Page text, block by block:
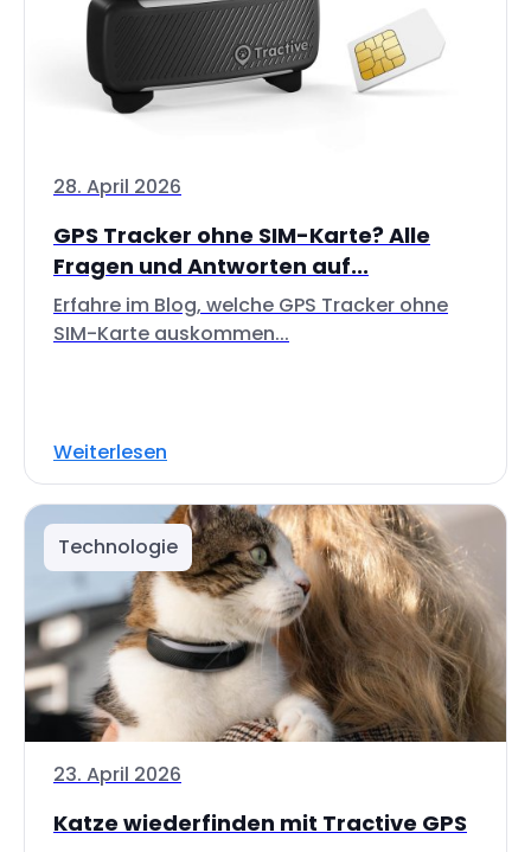
28. April 2026
GPS Tracker ohne SIM-Karte? Alle
Fragen und Antworten auf...
Erfahre im Blog, welche GPS Tracker ohne
SIM-Karte auskommen...
Weiterlesen
Technologie
23. April 2026
Katze wiederfinden mit Tractive GPS